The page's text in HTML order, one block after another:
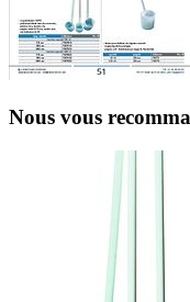
Nous vous